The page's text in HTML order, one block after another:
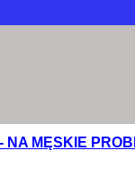
NA MĘSKIE